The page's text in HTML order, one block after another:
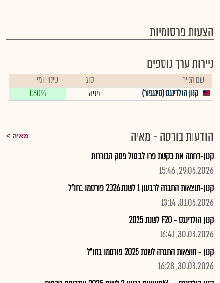
הצעות פרסומיות
ניירות ערך נוספים
שם הנייר סוג
שינוי יומי
קנון הולדינגס (סינגפור)
מניה 1.60%
הודעות בורסה - מאיה מאיה
קנון-דחתה את בקשת פרו לביטול פסק הבוררות
29.06.2026, 15:46
קנון-תוצאות החברה לרבעון 1 לשנת 2026 פורסמו בחו"ל
01.06.2026, 13:14
קנון הולדינגס - F20 לשנת 2025
30.03.2026, 16:41
קנון - תוצאות החברה לשנת 2025 פורסמו בחו"ל
30.03.2026, 16:28